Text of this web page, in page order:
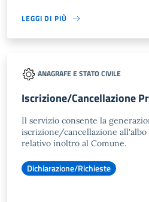
LEGGI DI PIÙ
ANAGRAFE E STATO CIVILE
Iscrizione/Cancellazione
Il servizio consente la
iscrizione/cancellazione
relativo inoltro al Comune.
Dichiarazione/Richieste